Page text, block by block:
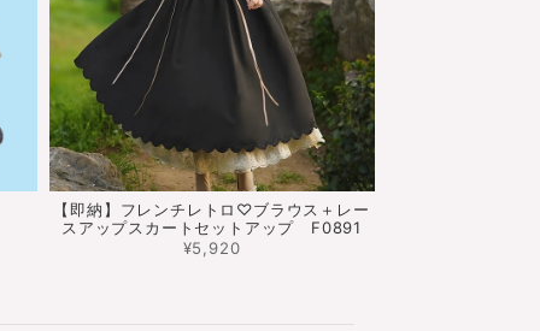
【即納】フレンチレトロ♡ブラウス＋レー
スアップスカートセットアップ F0891
¥5,920